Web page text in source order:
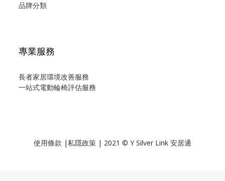
品牌分類
專業服務
長者家居環境改善服務
一站式電動輪椅評估服務
使用條款 |私隱政策 | 2021 © Y Silver Link 安居通